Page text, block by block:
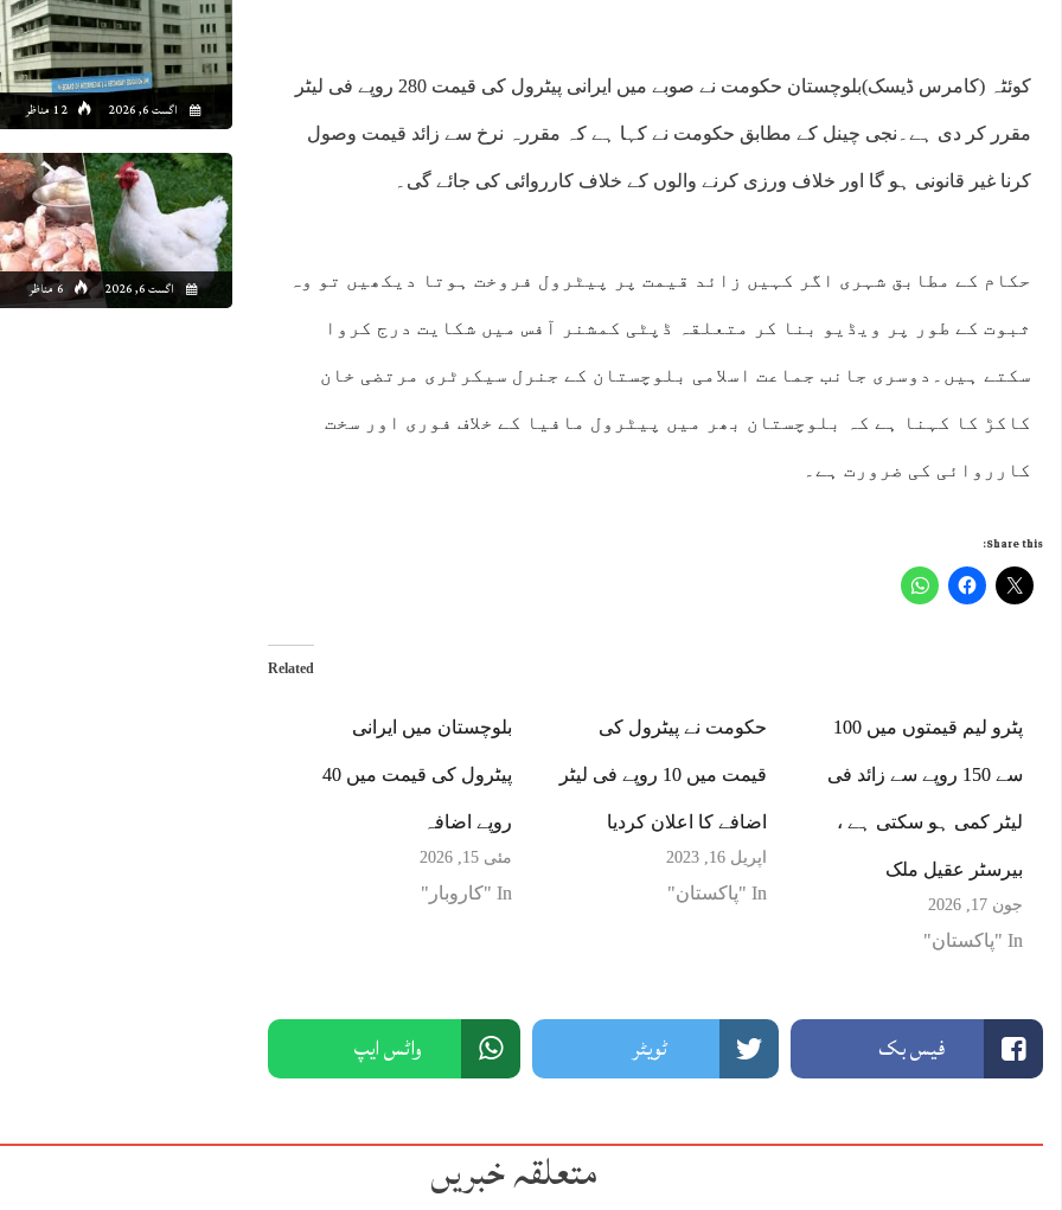
اگست 6, 2026 12 مناظر
اگست 6, 2026 6 مناظر
کوئٹہ (کامرس ڈیسک)بلوچستان حکومت نے صوبے میں ایرانی پیٹرول کی قیمت 280 روپے فی لیٹر
مقرر کر دی ہے۔نجی چینل کے مطابق حکومت نے کہا ہے کہ مقررہ نرخ سے زائد قیمت وصول
کرنا غیر قانونی ہو گا اور خلاف ورزی کرنے والوں کے خلاف کارروائی کی جائے گی۔
حکام کے مطابق شہری اگر کہیں زائد قیمت پر پیٹرول فروخت ہوتا دیکھیں تو وہ
ثبوت کے طور پر ویڈیو بنا کر متعلقہ ڈپٹی کمشنر آفس میں شکایت درج کروا
سکتے ہیں۔دوسری جانب جماعت اسلامی بلوچستان کے جنرل سیکرٹری مرتضی خان
کاکڑ کا کہنا ہے کہ بلوچستان بھر میں پیٹرول مافیا کے خلاف فوری اور سخت
کارروائی کی ضرورت ہے۔
Share this:
Related
بلوچستان میں ایرانی
پیٹرول کی قیمت میں 40
روپے اضافہ
مئی 15, 2026
In "کاروبار"
حکومت نے پیٹرول کی
قیمت میں 10 روپے فی لیٹر
اضافے کا اعلان کردیا
اپریل 16, 2023
In "پاکستان"
پٹرو لیم قیمتوں میں 100
سے 150 روپے سے زائد فی
لیٹر کمی ہو سکتی ہے ،
بیرسٹر عقیل ملک
جون 17, 2026
In "پاکستان"
فیس بک ٹویٹر واٹس ایپ
متعلقہ خبریں